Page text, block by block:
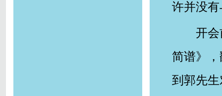
许并没
开
简谱》
到郭先